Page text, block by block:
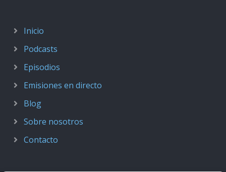
Inicio
Podcasts
Episodios
Emisiones en directo
Blog
Sobre nosotros
Contacto